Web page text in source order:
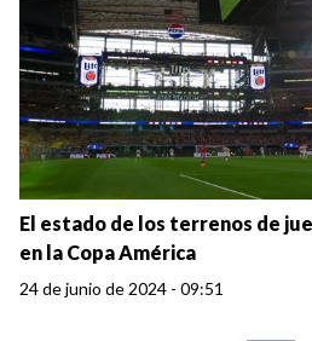
El estado de los terrenos de
en la Copa América
24 de junio de 2024 - 09:51